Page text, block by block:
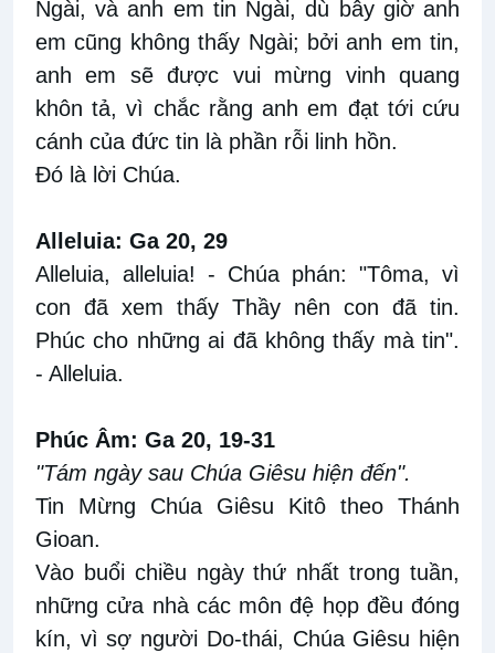
Ngài, và anh em tin Ngài, dù bây giờ anh
em cũng không thấy Ngài; bởi anh em tin,
anh em sẽ được vui mừng vinh quang
khôn tả, vì chắc rằng anh em đạt tới cứu
cánh của đức tin là phần rỗi linh hồn.
Ðó là lời Chúa.
Alleluia: Ga 20, 29
Alleluia, alleluia! - Chúa phán: "Tôma, vì
con đã xem thấy Thầy nên con đã tin.
Phúc cho những ai đã không thấy mà tin".
- Alleluia.
Phúc Âm: Ga 20, 19-31
"Tám ngày sau Chúa Giêsu hiện đến".
Tin Mừng Chúa Giêsu Kitô theo Thánh
Gioan.
Vào buổi chiều ngày thứ nhất trong tuần,
những cửa nhà các môn đệ họp đều đóng
kín, vì sợ người Do-thái, Chúa Giêsu hiện